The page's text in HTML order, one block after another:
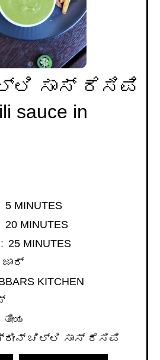
ಸಾಸ್ ರೆಸಿಪಿ
sauce in
5MINUTES
MINUTES
20MINUTES
MINUTES
25MINUTES
MINUTES
ಜಾರ್
KITCHEN
ಚಿಲ್ಲಿ ಸಾಸ್ ರೆಸಿಪಿ